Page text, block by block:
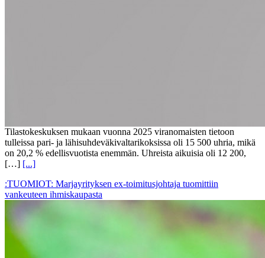
Tilastokeskuksen mukaan vuonna 2025 viranomaisten tietoon
tulleissa pari- ja lähisuhdeväkivaltarikoksissa oli 15 500 uhria, mikä
on 20,2 % edellisvuotista enemmän. Uhreista aikuisia oli 12 200,
[…] [...]
:TUOMIOT: Marjayrityksen ex-toimitusjohtaja tuomittiin
vankeuteen ihmiskaupasta